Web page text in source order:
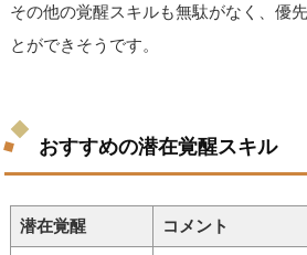
その他の覚醒スキルも無駄がなく、優
とができそうです。
おすすめの潜在覚醒スキル
潜在覚醒 コメント